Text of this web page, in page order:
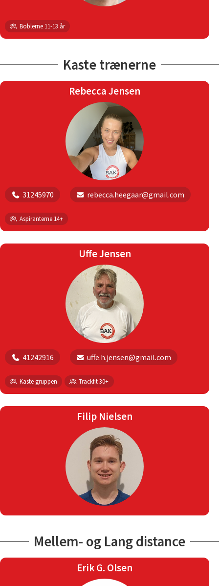
Boblerne 11-13 år
Kaste trænerne
Rebecca Jensen
31245970 rebecca.heegaar@gmail.com
Aspiranterne 14+
Uffe Jensen
41242916 uffe.h.jensen@gmail.com
Kaste gruppen Trackfit 30+
Filip Nielsen
Mellem- og Lang distance
Erik G. Olsen